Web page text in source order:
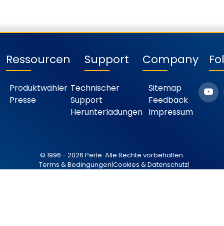
Ressourcen
Produktwähler
Presse
Support
Technischer
Support
Herunterladungen
Company
Sitemap
Feedback
Impressum
© 1996 - 2026 Perle. Alle Rechte vorbehalten.
Terms & Bedingungen|Cookies & Datenschutz|